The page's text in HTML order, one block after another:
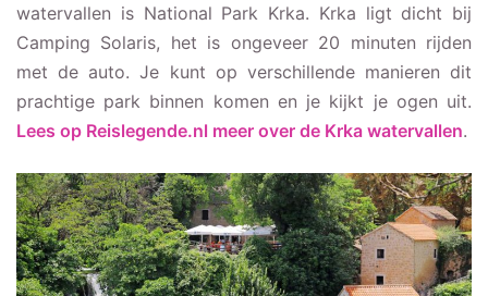
watervallen is National Park Krka. Krka ligt dicht bij
Camping Solaris, het is ongeveer 20 minuten rijden
met de auto. Je kunt op verschillende manieren dit
prachtige park binnen komen en je kijkt je ogen uit.
Lees op Reislegende.nl meer over de Krka watervallen.